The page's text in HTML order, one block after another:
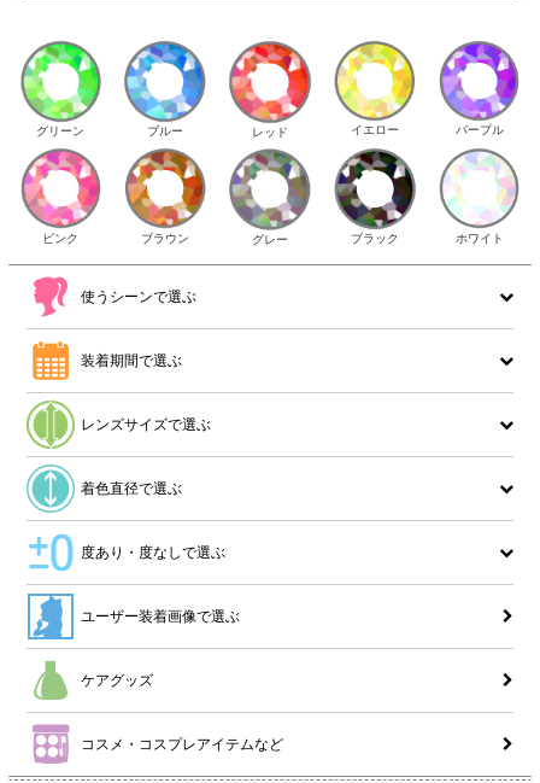
グリーン ブルー レッド イエロー パープル
ピンク ブラウン グレー ブラック ホワイト
使うシーンで選ぶ
装着期間で選ぶ
レンズサイズで選ぶ
着色直径で選ぶ
度あり・度なしで選ぶ
ユーザー装着画像で選ぶ
ケアグッズ
コスメ・コスプレアイテムなど